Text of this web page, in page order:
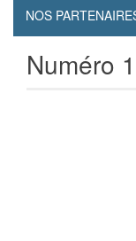
NOS
Numéro